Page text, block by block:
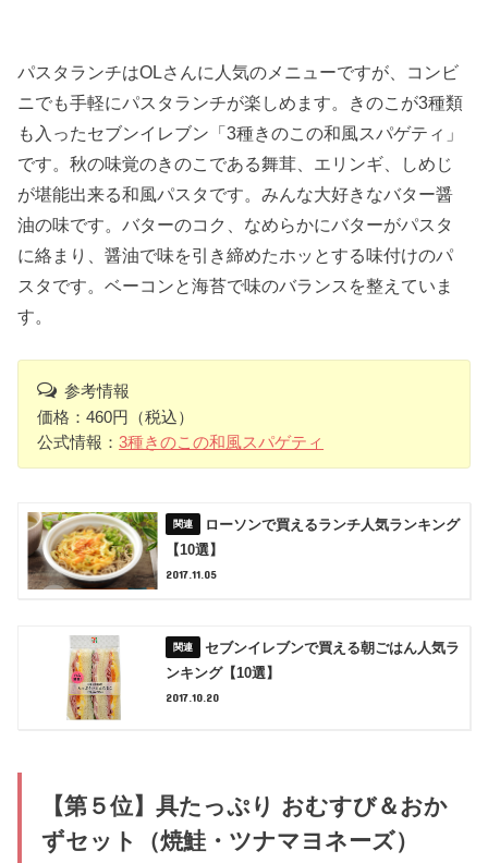
パスタランチはOLさんに人気のメニューですが、コンビ
ニでも手軽にパスタランチが楽しめます。きのこが3種類
も入ったセブンイレブン「3種きのこの和風スパゲティ」
です。秋の味覚のきのこである舞茸、エリンギ、しめじ
が堪能出来る和風パスタです。みんな大好きなバター醤
油の味です。バターのコク、なめらかにバターがパスタ
に絡まり、醤油で味を引き締めたホッとする味付けのパ
スタです。ベーコンと海苔で味のバランスを整えていま
す。
参考情報
価格：460円（税込）
公式情報：3種きのこの和風スパゲティ
ローソンで買えるランチ人気ランキング
【10選】
2017.11.05
セブンイレブンで買える朝ごはん人気ラ
ンキング【10選】
2017.10.20
【第５位】具たっぷり おむすび＆おか
ずセット（焼鮭・ツナマヨネーズ）